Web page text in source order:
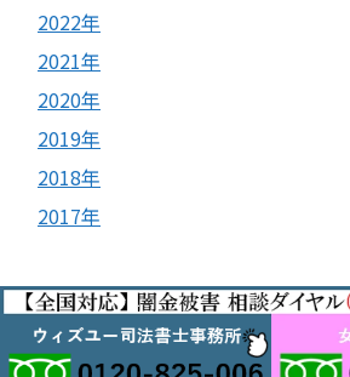
2022年
2021年
2020年
2019年
2018年
2017年
ヤミ金被害相談室